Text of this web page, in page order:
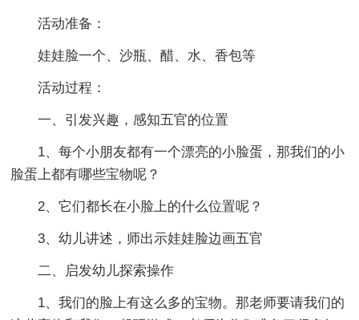
活动准备：
娃娃脸一个、沙瓶、醋、水、香包等
活动过程：
一、引发兴趣，感知五官的位置
1、每个小朋友都有一个漂亮的小脸蛋，那我们的小
脸蛋上都有哪些宝物呢？
2、它们都长在小脸上的什么位置呢？
3、幼儿讲述，师出示娃娃脸边画五官
二、启发幼儿探索操作
1、我们的脸上有这么多的宝物。那老师要请我们的